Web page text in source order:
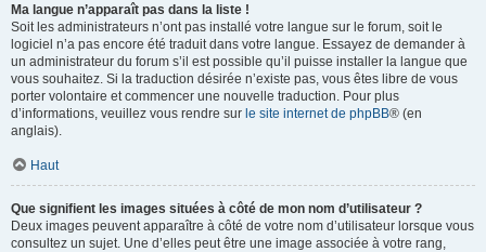
Ma langue n’apparaît pas dans la liste !
Soit les administrateurs n’ont pas installé votre langue sur le forum, soit le
logiciel n’a pas encore été traduit dans votre langue. Essayez de demander à
un administrateur du forum s’il est possible qu’il puisse installer la langue que
vous souhaitez. Si la traduction désirée n’existe pas, vous êtes libre de vous
porter volontaire et commencer une nouvelle traduction. Pour plus
d’informations, veuillez vous rendre sur le site internet de phpBB® (en
anglais).
Haut
Que signifient les images situées à côté de mon nom d’utilisateur ?
Deux images peuvent apparaître à côté de votre nom d’utilisateur lorsque vous
consultez un sujet. Une d’elles peut être une image associée à votre rang,